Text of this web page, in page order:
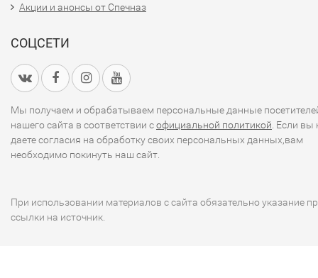
Акции и анонсы от Спечназ
СОЦСЕТИ
Мы получаем и обрабатываем персональные данные
нашего сайта в соответствии софициальной политикой . Если вы
даете согласия на обработку своих персональных данных,вам
необходимо покинуть наш сайт.
При использовании материалов с сайта обязательно указание
ссылки на источник.